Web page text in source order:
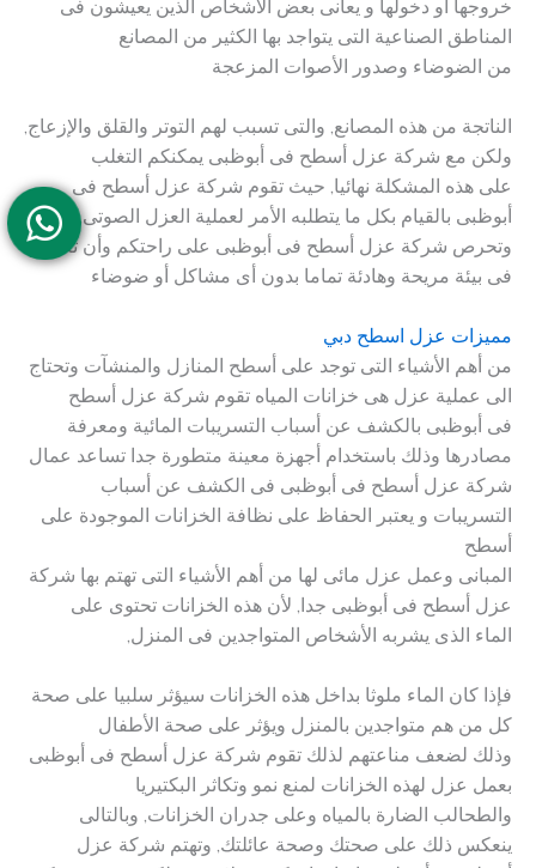
خروجها او دخولها و يعانى بعض الأشخاص الذين يعيشون فى
المناطق الصناعية التى يتواجد بها الكثير من المصانع
من الضوضاء وصدور الأصوات المزعجة
الناتجة من هذه المصانع, والتى تسبب لهم التوتر والقلق والإزعاج,
ولكن مع شركة عزل أسطح فى أبوظبى يمكنكم التغلب
على هذه المشكلة نهائيا, حيث تقوم شركة عزل أسطح فى
أبوظبى بالقيام بكل ما يتطلبه الأمر لعملية العزل الصوتى,
وتحرص شركة عزل أسطح فى أبوظبى على راحتكم وأن تعيشوا
فى بيئة مريحة وهادئة تماما بدون أى مشاكل أو ضوضاء
مميزات عزل اسطح دبي
من أهم الأشياء التى توجد على أسطح المنازل والمنشآت وتحتاج
الى عملية عزل هى خزانات المياه تقوم شركة عزل أسطح
فى أبوظبى بالكشف عن أسباب التسريبات المائية ومعرفة
مصادرها وذلك باستخدام أجهزة معينة متطورة جدا تساعد عمال
شركة عزل أسطح فى أبوظبى فى الكشف عن أسباب
التسريبات و يعتبر الحفاظ على نظافة الخزانات الموجودة على
أسطح
المبانى وعمل عزل مائى لها من أهم الأشياء التى تهتم بها شركة
عزل أسطح فى أبوظبى جدا, لأن هذه الخزانات تحتوى على
الماء الذى يشربه الأشخاص المتواجدين فى المنزل,
فإذا كان الماء ملوثا بداخل هذه الخزانات سيؤثر سلبيا على صحة
كل من هم متواجدين بالمنزل ويؤثر على صحة الأطفال
وذلك لضعف مناعتهم لذلك تقوم شركة عزل أسطح فى أبوظبى
بعمل عزل لهذه الخزانات لمنع نمو وتكاثر البكتيريا
والطحالب الضارة بالمياه وعلى جدران الخزانات, وبالتالى
ينعكس ذلك على صحتك وصحة عائلتك, وتهتم شركة عزل